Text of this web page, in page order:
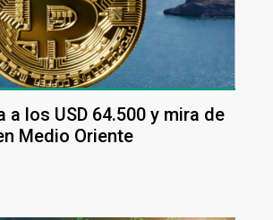
los USD 64.500 y mira de
Medio Oriente